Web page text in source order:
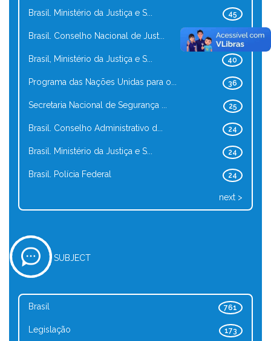
45
Brasil. Ministério da Justiça e S...
41
Brasil. Conselho Nacional de Just...
40
Brasil, Ministério da Justiça e S...
36
Programa das Nações Unidas para o...
25
Secretaria Nacional de Segurança ...
24
Brasil. Conselho Administrativo d...
24
Brasil. Ministério da Justiça e S...
24
Brasil. Polícia Federal
next >
SUBJECT
761
Brasil
173
Legislação